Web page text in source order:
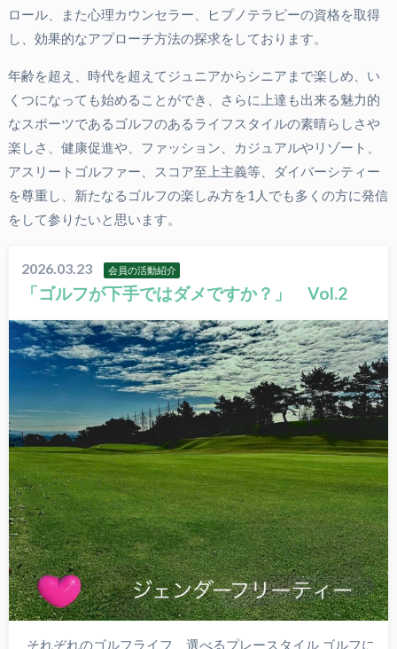
ロール、また心理カウンセラー、ヒプノテラピーの資格を取得
し、効果的なアプローチ方法の探求をしております。
年齢を超え、時代を超えてジュニアからシニアまで楽しめ、い
くつになっても始めることができ、さらに上達も出来る魅力的
なスポーツであるゴルフのあるライフスタイルの素晴らしさや
楽しさ、健康促進や、ファッション、カジュアルやリゾート、
アスリートゴルファー、スコア至上主義等、ダイバーシティー
を尊重し、新たなるゴルフの楽しみ方を1人でも多くの方に発信
をして参りたいと思います。
2026.03.23 会員の活動紹介
「ゴルフが下手ではダメですか？」 Vol.2
それぞれのゴルフライフ、選べるプレースタイル ゴルフに